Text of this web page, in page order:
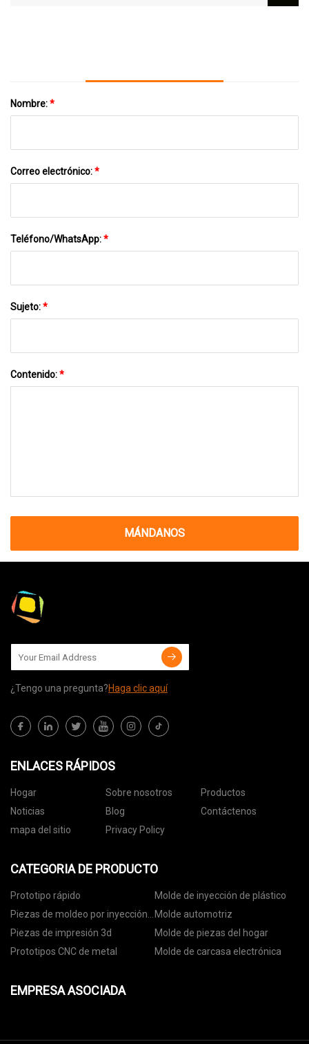
Nombre:*
Correo electrónico:*
Teléfono/WhatsApp:*
Sujeto:*
Contenido:*
MÁNDANOS
¿Tengo una pregunta?Haga clic aquí
ENLACES RÁPIDOS
Hogar Sobre nosotros
Productos
Noticias
Blog
Contáctenos
mapa del sitio
Privacy Policy
CATEGORIA DE PRODUCTO
Prototipo rápido
Molde de inyección de plástico
Piezas de moldeo por inyección
de plástico
Molde automotriz
Piezas de impresión 3d
Molde de piezas del hogar
Prototipos CNC de metal
Molde de carcasa electrónica
EMPRESA ASOCIADA